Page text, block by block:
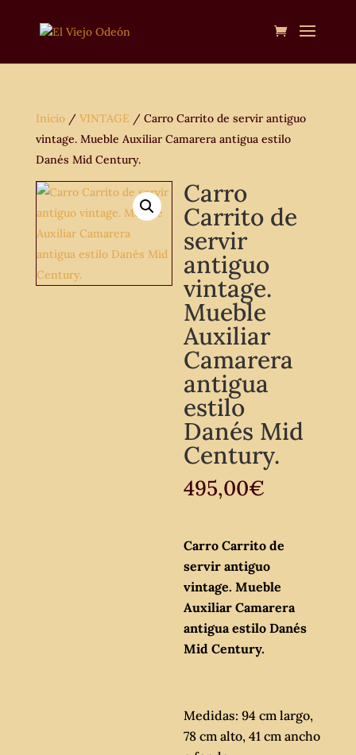
Inicio/ VINTAGE / Carro Carrito de servir antiguo
vintage. Mueble Auxiliar Camarera antigua estilo
Danés Mid Century.
Carro
Carrito de
servir
antiguo
vintage.
Mueble
Auxiliar
Camarera
antigua
estilo
Danés Mid
Century.
495,00€
Carro Carrito de
servir antiguo
vintage. Mueble
Auxiliar Camarera
antigua estilo Danés
Mid Century.
Medidas: 94 cm largo,
78 cm alto, 41 cm ancho